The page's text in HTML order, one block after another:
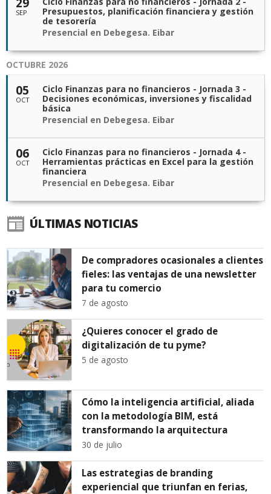
29
SEP
Presupuestos, planificación financiera y gestión
de tesorería
Presencial en Debegesa. Eibar
OCTUBRE 2026
05
OCT
Ciclo Finanzas para no financieros - Jornada 3 -
Decisiones económicas, inversiones y fiscalidad
básica
Presencial en Debegesa. Eibar
06
OCT
Ciclo Finanzas para no financieros - Jornada 4 -
Herramientas prácticas en Excel para la gestión
financiera
Presencial en Debegesa. Eibar
ÚLTIMAS NOTICIAS
De compradores ocasionales a clientes
fieles: las ventajas de una newsletter
para tu comercio
7 de agosto
¿Quieres conocer el grado de
digitalización de tu pyme?
5 de agosto
Cómo la inteligencia artificial, aliada
con la metodología BIM, está
transformando la arquitectura
30 de julio
Las estrategias de branding
experiencial que triunfan en ferias,